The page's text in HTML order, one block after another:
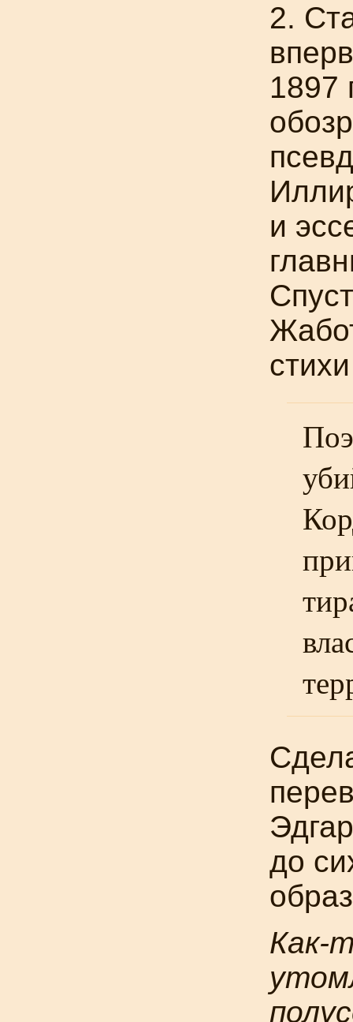
2.
1897
и
до
Как-